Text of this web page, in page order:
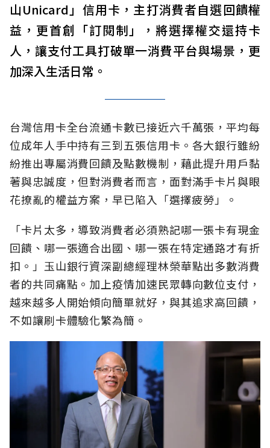
山Unicard」信用卡，主打消費者自選回饋權
益，更首創「訂閱制」，將選擇權交還持卡
人，讓支付工具打破單一消費平台與場景，更
加深入生活日常。
台灣信用卡全台流通卡數已接近六千萬張，平均每
位成年人手中持有三到五張信用卡。各大銀行雖紛
紛推出專屬消費回饋及點數機制，藉此提升用戶黏
著與忠誠度，但對消費者而言，面對滿手卡片與眼
花撩亂的權益方案，早已陷入「選擇疲勞」。
「卡片太多，導致消費者必須熟記哪一張卡有現金
回饋、哪一張適合出國、哪一張在特定通路才有折
扣。」玉山銀行資深副總經理林榮華點出多數消費
者的共同痛點。加上疫情加速民眾轉向數位支付，
越來越多人開始傾向簡單就好，與其追求高回饋，
不如讓刷卡體驗化繁為簡。